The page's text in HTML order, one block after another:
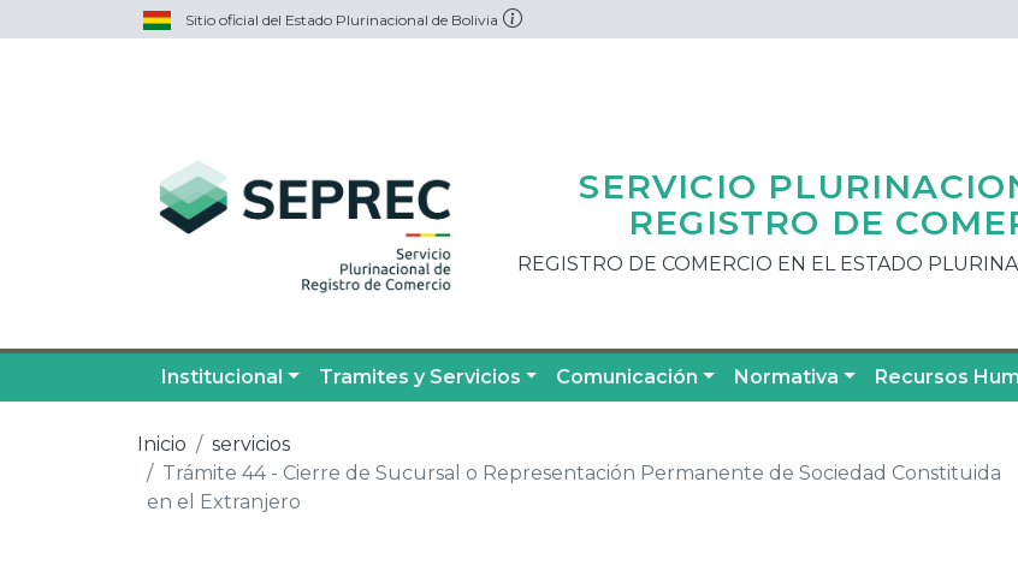
Sitio oficial del Estado Plurinacional de Bolivia
SERVICIO
REGISTRO DE
REGISTRO DE COMERCIO EN EL ESTADO
Institucional Tramites y Servicios Comunicación Normativa Recursos
Inicio
servicios
Trámite 44 - Cierre de Sucursal o Representación Permanente de Sociedad Constituida
en el Extranjero